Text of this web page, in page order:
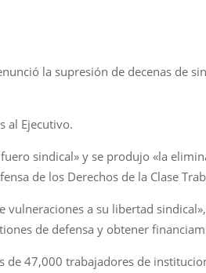
la supresión de decenas de
al Ejecutivo.
sindical» y se produjo «la
de los Derechos de la Clase
a su libertad
de defensa y obtener
47,000 trabajadores de